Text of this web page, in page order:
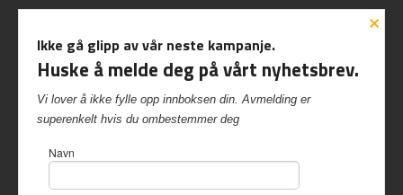
Frakt Kjøpsbetingelser
Sikkerhet og personvern
Nyhetsbrev
Inshop.no Kvalvikveien 229 6522 Frei Tlf.
Foretaksregisteret 997 417 542
×
Ikke gå glipp av vår neste kampanje.
Huske å melde deg på vårt nyhetsbrev.
Vi lover å ikke fylle opp innboksen din. Avmelding er
superenkelt hvis du ombestemmer deg
Navn